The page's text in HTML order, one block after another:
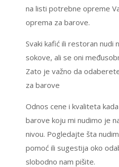
na listi potrebne opreme
oprema za barove.
Svaki kafić ili restoran nudi
sokove, ali se oni
Zato je važno da
za barove
Odnos cene i kvaliteta
barove koju mi nudimo je
nivou. Pogledajte šta
pomoć ili sugestija oko
slobodno nam pišite.